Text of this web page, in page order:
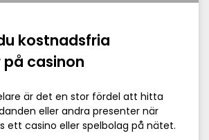
kostnadsfria
casinon
är det en stor fördel att hitta
eller andra presenter när
ett casino eller spelbolag på nätet.